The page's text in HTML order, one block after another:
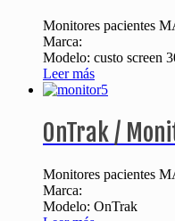
Monitores pacientes
Marca:
Modelo: custo screen
Leer más
OnTrak /
Monitores pacientes
Marca:
Modelo: OnTrak